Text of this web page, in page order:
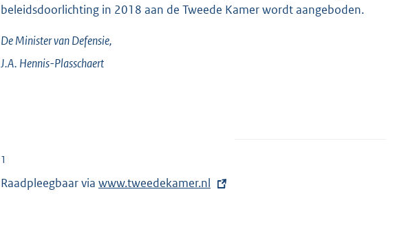
beleidsdoorlichting in 2018 aan de Tweede Kamer wordt aangeboden.
De Minister van Defensie,
J.A. Hennis-Plasschaert
1
Raadpleegbaar via E
www.tweedekamer.nl